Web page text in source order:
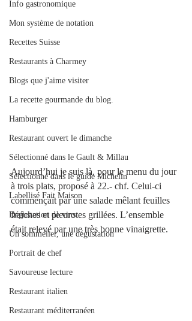
Info gastronomique
Mon système de notation
Recettes Suisse
Restaurants à Charmey
Blogs que j'aime visiter
La recette gourmande du blog.
Hamburger
Restaurant ouvert le dimanche
Sélectionné dans le Gault & Millau
Sélectionné dans le guide Michelin
Labellisé Fait Maison
Dégustation de vins
Un sommelier, une dégustation
Portrait de chef
Savoureuse lecture
Restaurant italien
Restaurant méditerranéen
Aujourd’hui je suis là, pour le menu du jour
à trois plats, proposé à 22.- chf. Celui-ci
commençait par une salade mêlant feuilles
fraîches et pleurotes grillées. L’ensemble
était relevé par une très bonne vinaigrette.